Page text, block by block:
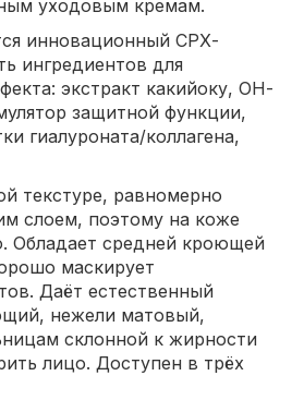
уходовым кремам.
инновационный СРХ-
ингредиентов для
экстракт какийоку, ОН-
защитной функции,
гиалуроната/коллагена,
текстуре, равномерно
слоем, поэтому на коже
Обладает средней кроющей
маскирует
Даёт естественный
нежели матовый,
склонной к жирности
лицо. Доступен в трёх